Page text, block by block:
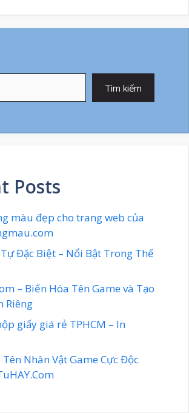
Tìm kiếm
Posts
màu đẹp cho trang web của
Đặc Biệt – Nổi Bật Trong Thế
– Biến Hóa Tên Game và Tạo
Riêng
giấy giá rẻ TPHCM – In
Tên Nhân Vật Game Cực Độc